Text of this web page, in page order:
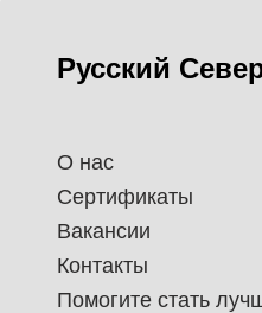
Русский
О нас
Сертификаты
Вакансии
Контакты
Помогите стать